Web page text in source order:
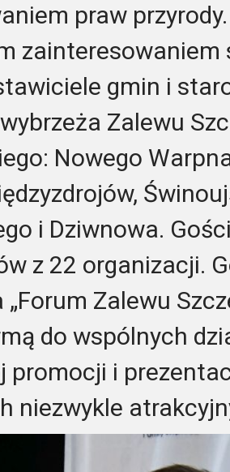
praw
zainteresowaniem
gmin i
Zalewu
Nowego
i Dziwnowa.
z 22 organizacji.
„Forum Zalewu
do wspólnych
promocji i
niezwykle